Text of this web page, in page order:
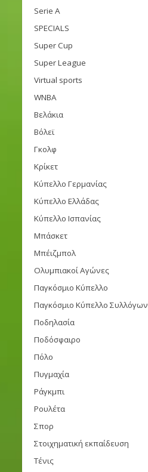
Serie A
SPECIALS
Super Cup
Super League
Virtual sports
WNBA
Βελάκια
Βόλεϊ
Γκολφ
Κρίκετ
Κύπελλο Γερμανίας
Κύπελλο Ελλάδας
Κύπελλο Ισπανίας
Μπάσκετ
Μπέιζμπολ
Ολυμπιακοί Αγώνες
Παγκόσμιο Κύπελλο
Παγκόσμιο Κύπελλο Συλλόγων
Ποδηλασία
Ποδόσφαιρο
Πόλο
Πυγμαχία
Ράγκμπι
Ρουλέτα
Σπορ
Στοιχηματική εκπαίδευση
Τένις